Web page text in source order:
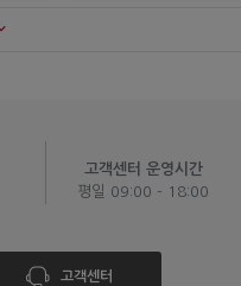
고객센터 운영시간
평일 09:00 - 18:00
고객센터